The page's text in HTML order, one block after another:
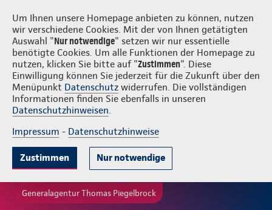
Um Ihnen unsere Homepage anbieten zu können, nutzen
wir verschiedene Cookies. Mit der von Ihnen getätigten
Auswahl "Nur notwendige" setzen wir nur essentielle
benötigte Cookies. Um alle Funktionen der Homepage zu
nutzen, klicken Sie bitte auf "Zustimmen". Diese
Einwilligung können Sie jederzeit für die Zukunft über den
Menüpunkt Datenschutz widerrufen. Die vollständigen
Informationen finden Sie ebenfalls in unseren
Datenschutzhinweisen.
Impressum - Datenschutzhinweise
Zustimmen Nur notwendige
Thomas Piegelbrock Login
Generalagentur Thomas Piegelbrock